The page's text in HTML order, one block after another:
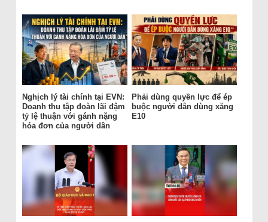
Nghịch lý tài chính tại EVN:
Doanh thu tập đoàn lãi đậm
tỷ lệ thuận với gánh nặng
hóa đơn của người dân
Phải dùng quyền lực để ép
buộc người dân dùng xăng
E10